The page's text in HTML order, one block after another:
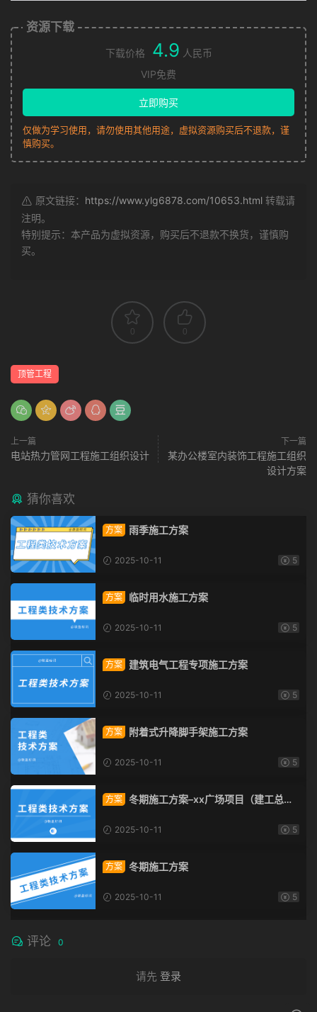
资源下载
下载价格 4.9 人民币
VIP免费
立即购买
仅做为学习使用，请勿使用其他用途，虚拟资源购买后不退款，谨
慎购买。
原文链接： https://www.ylg6878.com/10653.html 转载请
注明。
特别提示：本产品为虚拟资源，购买后不退款不换货，谨慎购
买。
0 0
顶管工程
上一篇
电站热力管网工程施工组织设计
下一篇
某办公楼室内装饰工程施工组织
设计方案
猜你喜欢
方案 雨季施工方案
2025-10-11 5
方案 临时用水施工方案
2025-10-11 5
方案 建筑电气工程专项施工方案
2025-10-11 5
方案 附着式升降脚手架施工方案
2025-10-11 5
方案 冬期施工方案–xx广场项目（建工总承
2025-10-11 5
方案 冬期施工方案
2025-10-11 5
评论 0
请先 登录